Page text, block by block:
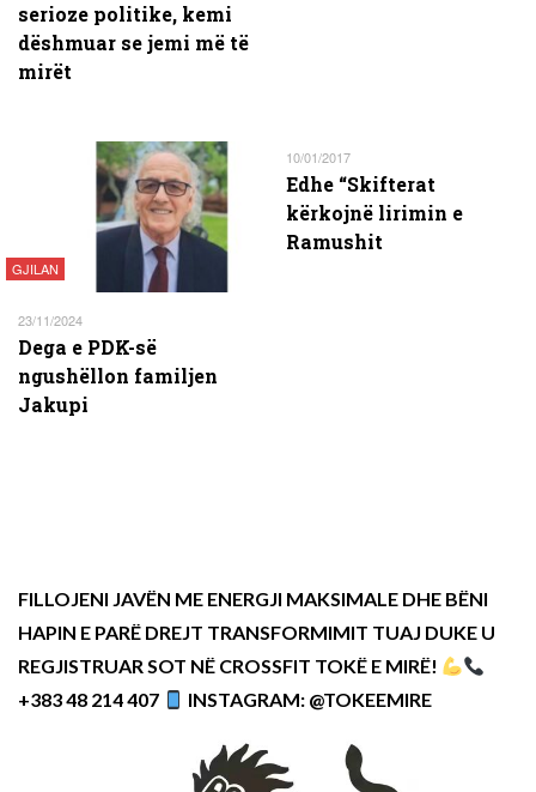
serioze politike, kemi
dëshmuar se jemi më të
mirët
GJILAN
23/11/2024
Dega e PDK-së
ngushëllon familjen
Jakupi
10/01/2017
Edhe “Skifterat
kërkojnë lirimin e
Ramushit
FILLOJENI JAVËN ME ENERGJI MAKSIMALE DHE BËNI
HAPIN E PARË DREJT TRANSFORMIMIT TUAJ DUKE U
REGJISTRUAR SOT NË CROSSFIT TOKË E MIRË!
+383 48 214 407
INSTAGRAM: @TOKEEMIRE